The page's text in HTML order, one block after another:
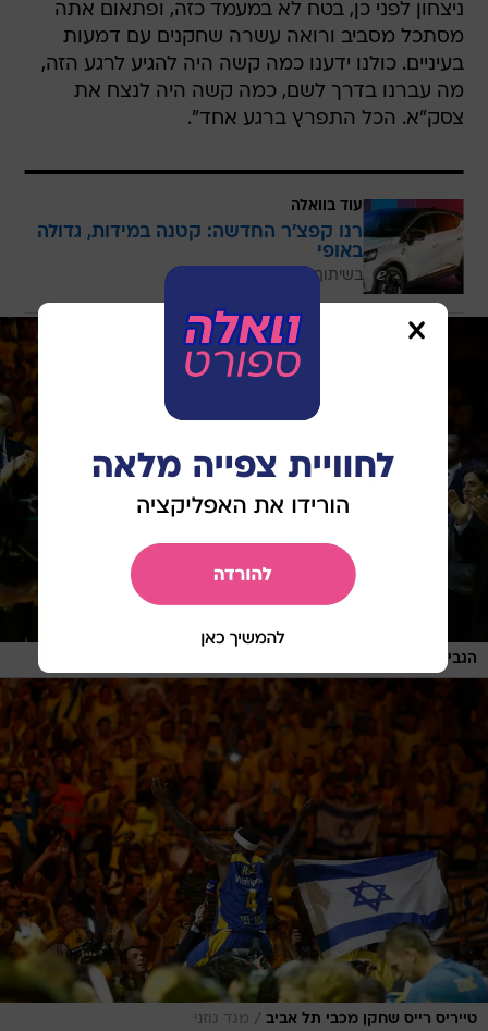
ניצחון לפני כן, בטח לא במעמד כזה, ופתאום אתה
מסתכל מסביב ורואה עשרה שחקנים עם דמעות
בעיניים. כולנו ידענו כמה קשה היה להגיע לרגע הזה,
מה עברנו בדרך לשם, כמה קשה היה לנצח את
צסק"א. הכל התפרץ ברגע אחד".
עוד בוואלה
רנו קפצ'ר החדשה: קטנה במידות, גדולה
באופי
בשיתוף רנו
הגביע שלו. רייס
טייריס רייס שחקן מכבי תל אביב / מגד גוזני